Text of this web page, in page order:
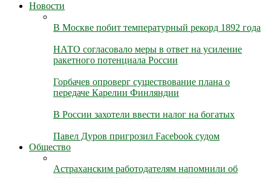
Новости
В Москве побит температурный рекорд 1892 года
НАТО согласовало меры в ответ на усиление
ракетного потенциала России
Горбачев опроверг существование плана о
передаче Карелии Финляндии
В России захотели ввести налог на богатых
Павел Дуров пригрозил Facebook судом
Общество
Астраханским работодателям напомнили об